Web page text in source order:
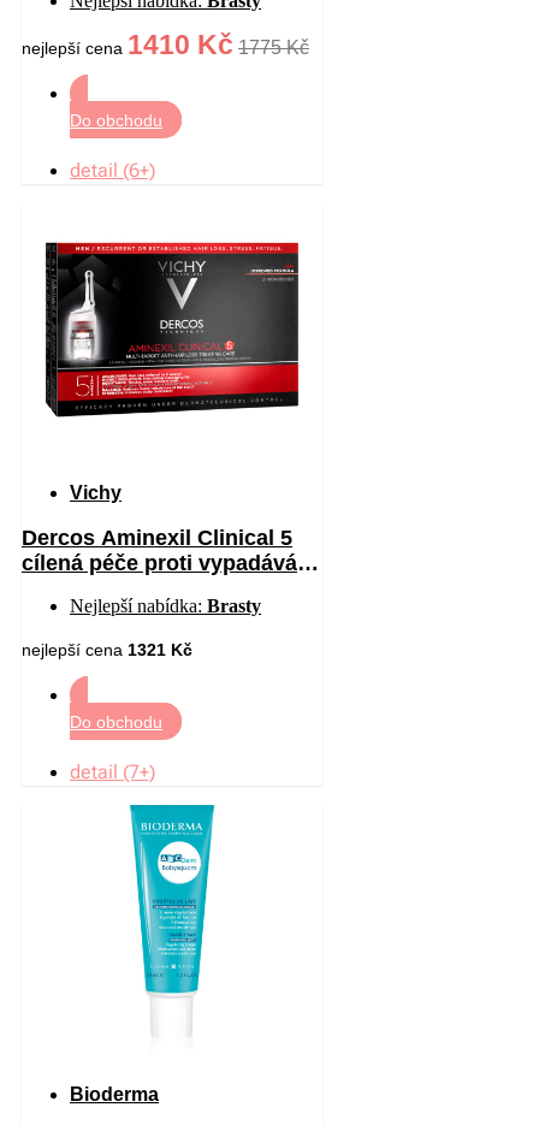
nejlepší cena 1410 Kč 1775 Kč
Do obchodu
detail (6+)
Vichy
Dercos Aminexil Clinical 5
cílená péče proti vypadávání
Nejlepší nabídka: Brasty
nejlepší cena 1321 Kč
Do obchodu
detail (7+)
Bioderma